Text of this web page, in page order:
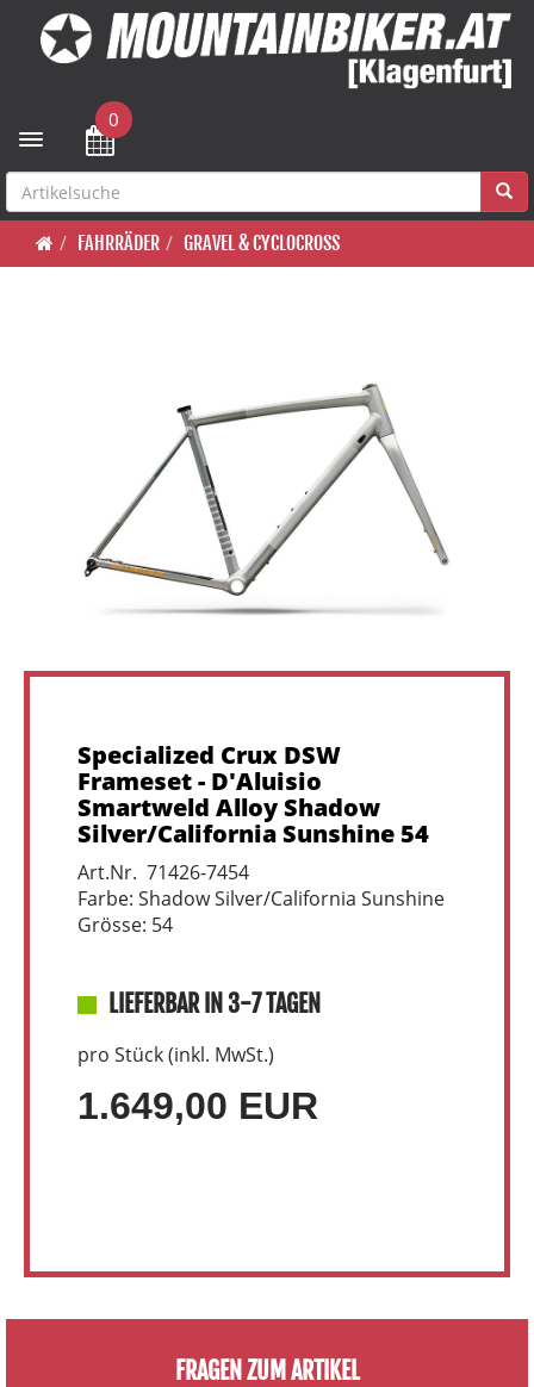
Toggle navigation
0
FAHRRÄDER GRAVEL & CYCLOCROSS
Specialized Crux DSW
Frameset - D'Aluisio
Smartweld Alloy Shadow
Silver/California Sunshine 54
Art.Nr. 71426-7454
Farbe: Shadow Silver/California Sunshine
Grösse: 54
LIEFERBAR IN 3-7 TAGEN
pro Stück (inkl. MwSt.)
1.649,00 EUR
FRAGEN ZUM ARTIKEL